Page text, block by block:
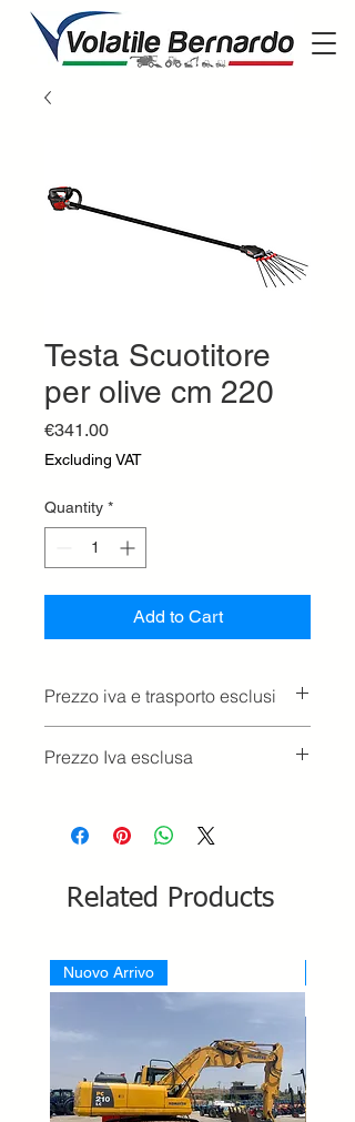
Testa Scuotitore
per olive cm 220
€341.00Price
Excluding VAT
Quantity *
Add to Cart
Prezzo iva e trasporto esclusi
Prezzo Iva esclusa
Related Products
Nuovo Arrivo